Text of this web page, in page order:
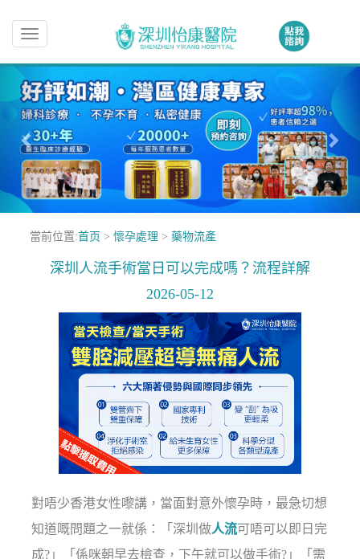
Toggle
navigation
當前位置:首页 > 懷孕處理 > 藥物流產
深圳人流手術當日可以完成嗎？流程詳解
2026-05-12
對唔少香港女性嚟講，當面對意外懷孕時，最急切想
知道嘅問題之一就係：「深圳做人流可唔可以即日完
成?」「係咪朝早去檢查，下午就可以做手術?」「需